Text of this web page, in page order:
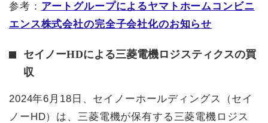
参考： アートグループによるヤマトホームコンビニ
エンス株式会社の完全子会社化のお知らせ
セイノーHDによる三菱電機ロジスティクスの買
収
2024年6月18日、セイノーホールディングス（セイ
ノーHD）は、三菱電機が保有する三菱電機ロジス